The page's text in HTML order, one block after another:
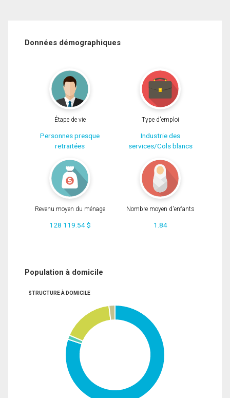
Données démographiques
Étape de vie
Personnes presque
retraitées
Type d'emploi
Industrie des
services/Cols blancs
Revenu moyen du ménage
128 119.54 $
Nombre moyen d'enfants
1.84
Population à domicile
STRUCTURE À DOMICILE